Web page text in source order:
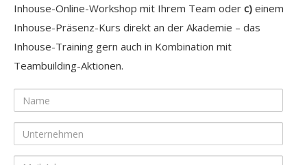
Inhouse-Online-Workshop mit Ihrem Team oder c) einem
Inhouse-Präsenz-Kurs direkt an der Akademie – das
Inhouse-Training gern auch in Kombination mit
Teambuilding-Aktionen.
Name
Unternehmen